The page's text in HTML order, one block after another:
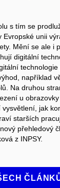
s tím se
Evropské unii
Mění se ale i
digitální
například
Na druhou
u
jak
starších
přehledový
z INPSY.